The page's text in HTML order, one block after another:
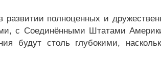
развитии полноценных и
с Соединёнными Штатами
будут столь глубокими,